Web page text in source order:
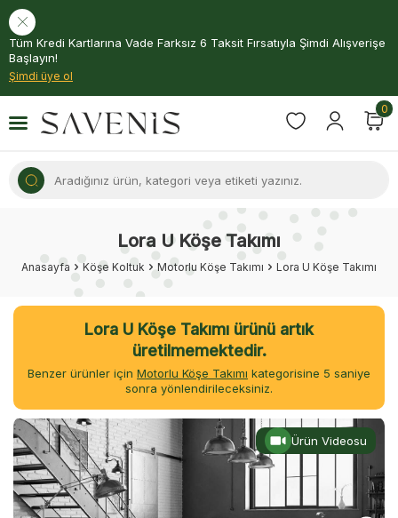
Tüm Kredi Kartlarına Vade Farksız 6 Taksit Fırsatıyla Şimdi Alışverişe
Başlayın!
Şimdi üye ol
0
Lora U Köşe Takımı
Anasayfa Köşe Koltuk Motorlu Köşe Takımı Lora U Köşe Takımı
Lora U Köşe Takımı ürünü artık
üretilmemektedir.
Benzer ürünler için Motorlu Köşe Takımı kategorisine 4 saniye
sonra yönlendirileceksiniz.
Ürün Videosu